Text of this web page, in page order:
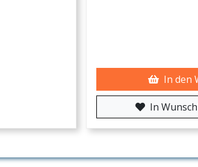
In den
In